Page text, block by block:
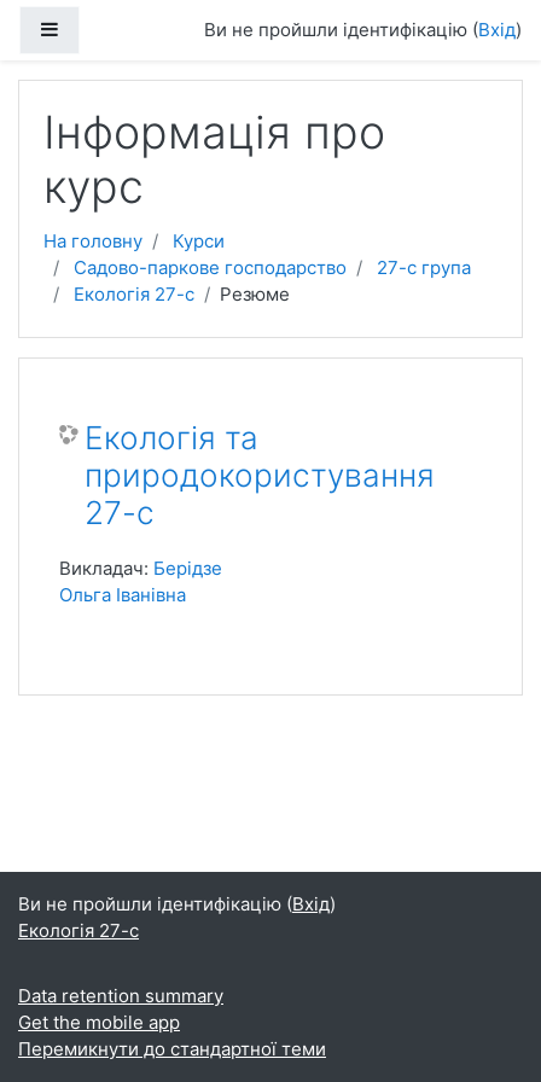
Ви не пройшли ідентифікацію (Вхід)
Інформація про
курс
На головну
Курси
Садово-паркове господарство
27-с група
Екологія 27-с
Резюме
Екологія та
природокористування
27-с
Викладач: Берідзе
Ольга Іванівна
Ви не пройшли ідентифікацію (Вхід)
Екологія 27-с
Data retention summary
Get the mobile app
Перемикнути до стандартної теми